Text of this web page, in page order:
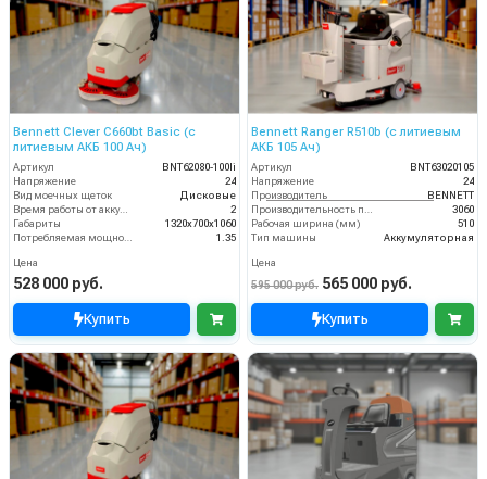
Bennett Clever C660bt Basic (с
литиевым АКБ 100 Ач)
Артикул
BNT62080-100li
Напряжение
24
Вид моечных щеток
Дисковые
Время работы от аккумуляторов (ч)
2
Габариты
1320х700х1060
1.35
Цена
528 000 руб.
Купить
Bennett Ranger R510b (с литиевым
АКБ 105 Ач)
Артикул
BNT63020105
Напряжение
24
Производитель
BENNETT
3060
Рабочая ширина (мм)
510
Тип машины
Аккумуляторная
Цена
595 000 руб. 565 000 руб.
Купить